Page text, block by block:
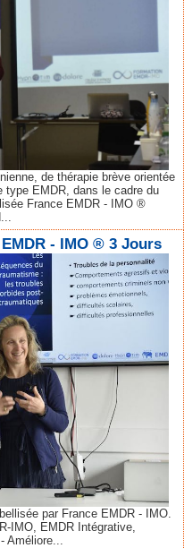
de thérapie brève orientée
type EMDR, dans le cadre du
France EMDR - IMO ®
- IMO ® 3 Jours
par France EMDR - IMO.
IMO, EMDR Intégrative,
Améliore...